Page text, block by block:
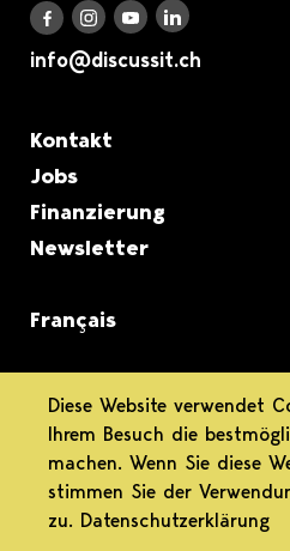
Discuss it auf Facebook
Discuss it auf
Discuss it auf
Discuss it
info@discussit.ch
Metanavigation
Kontakt
Jobs
Finanzierung
Newsletter
Français
informiert.
engagiert.
Diese Website verwendet
Ihrem Besuch die
machen. Wenn Sie diese
stimmen Sie der
zu. Datenschutzerklärung